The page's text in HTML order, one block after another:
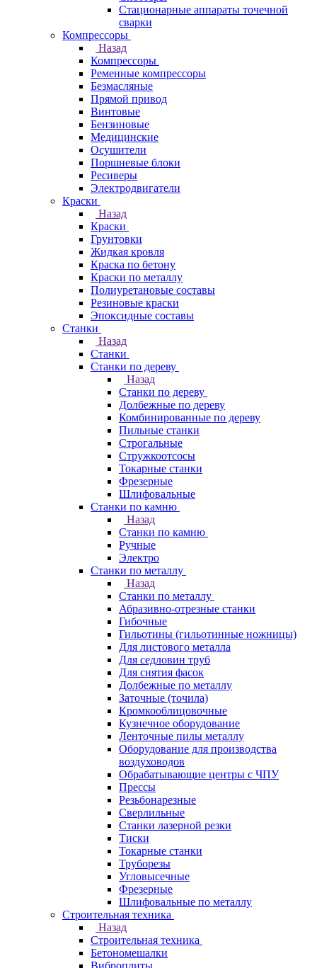
Стационарные аппараты точечной
сварки
Компрессоры
Назад
Компрессоры
Ременные компрессоры
Безмасляные
Прямой привод
Винтовые
Бензиновые
Медицинские
Осушители
Поршневые блоки
Ресиверы
Электродвигатели
Краски
Назад
Краски
Грунтовки
Жидкая кровля
Краска по бетону
Краски по металлу
Полиуретановые составы
Резиновые краски
Эпоксидные составы
Станки
Назад
Станки
Станки по дереву
Назад
Станки по дереву
Долбежные по дереву
Комбинированные по дереву
Пильные станки
Строгальные
Стружкоотсосы
Токарные станки
Фрезерные
Шлифовальные
Станки по камню
Назад
Станки по камню
Ручные
Электро
Станки по металлу
Назад
Станки по металлу
Абразивно-отрезные станки
Гибочные
Гильотины (гильотинные ножницы)
Для листового металла
Для седловин труб
Для снятия фасок
Долбежные по металлу
Заточные (точила)
Кромкооблицовочные
Кузнечное оборудование
Ленточные пилы металлу
Оборудование для производства
воздуховодов
Обрабатывающие центры с ЧПУ
Прессы
Резьбонарезные
Сверлильные
Станки лазерной резки
Тиски
Токарные станки
Труборезы
Угловысечные
Фрезерные
Шлифовальные по металлу
Строительная техника
Назад
Строительная техника
Бетономешалки
Виброплиты